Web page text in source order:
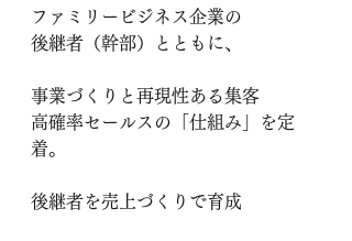
ファミリービジネス企業の
後継者（幹部）とともに、
事業づくりと 再現性ある集客
高確率セールスの「仕組み」を定
着。
後継者を売上づくりで育成